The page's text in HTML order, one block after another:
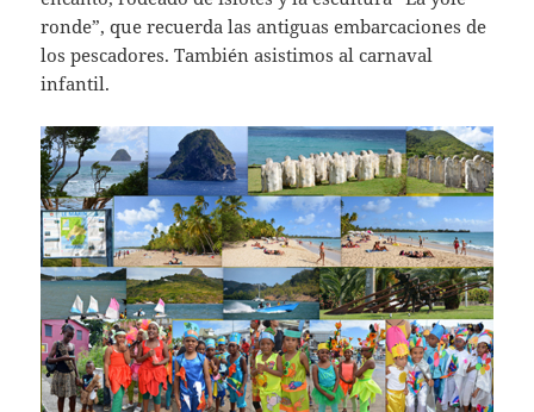
ronde”, que recuerda las antiguas embarcaciones de
los pescadores. También asistimos al carnaval
infantil.